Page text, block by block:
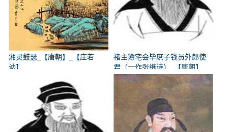
湘灵鼓瑟_【唐朝】_【庄若
讷】
褚主簿宅会毕庶子钱员外郎使
君（一作张继诗）_【唐朝】
_【韩翃】